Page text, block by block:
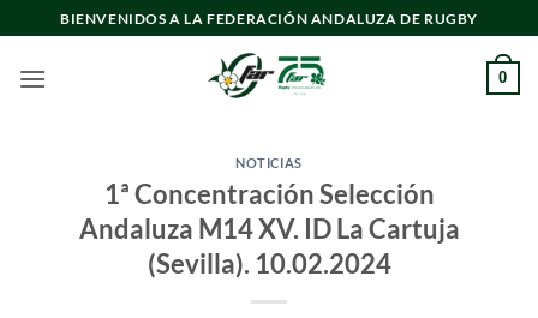
al
contenido
BIENVENIDOS A LA FEDERACIÓN ANDALUZA DE RUGBY
0
NOTICIAS
1ª Concentración Selección
Andaluza M14 XV. ID La Cartuja
(Sevilla). 10.02.2024